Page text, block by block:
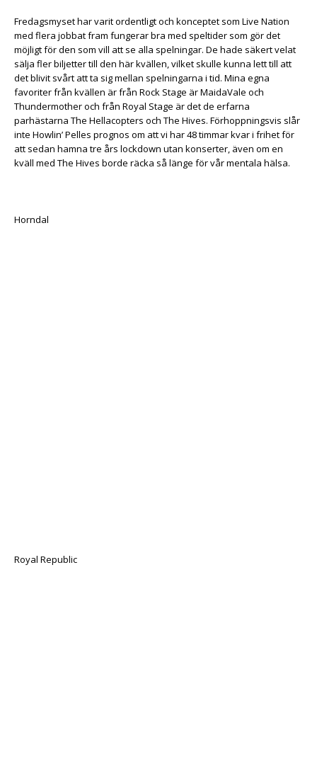
Fredagsmyset har varit ordentligt och konceptet som Live Nation
med flera jobbat fram fungerar bra med speltider som gör det
möjligt för den som vill att se alla spelningar. De hade säkert velat
sälja fler biljetter till den här kvällen, vilket skulle kunna lett till att
det blivit svårt att ta sig mellan spelningarna i tid. Mina egna
favoriter från kvällen är från Rock Stage är MaidaVale och
Thundermother och från Royal Stage är det de erfarna
parhästarna The Hellacopters och The Hives. Förhoppningsvis slår
inte Howlin’ Pelles prognos om att vi har 48 timmar kvar i frihet för
att sedan hamna tre års lockdown utan konserter, även om en
kväll med The Hives borde räcka så länge för vår mentala hälsa.
Horndal
Royal Republic